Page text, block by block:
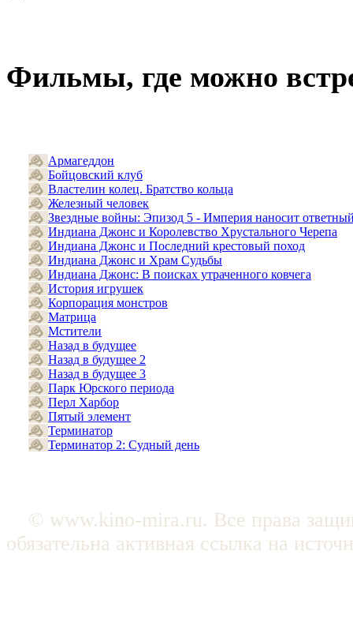
Фильмы, где можно
Армагеддон
Бойцовский клуб
Властелин колец. Братство кольца
Железный человек
Звездные войны: Эпизод 5 - Империя наносит
Индиана Джонс и Королевство Хрустального Черепа
Индиана Джонс и Последний крестовый поход
Индиана Джонс и Храм Судьбы
Индиана Джонс: В поисках утраченного ковчега
История игрушек
Корпорация монстров
Матрица
Мстители
Назад в будущее
Назад в будущее 2
Назад в будущее 3
Парк Юрского периода
Перл Харбор
Пятый элемент
Терминатор
Терминатор 2: Судный день
© www.kino-mira.ru. Все права
обязательна активная ссылка на